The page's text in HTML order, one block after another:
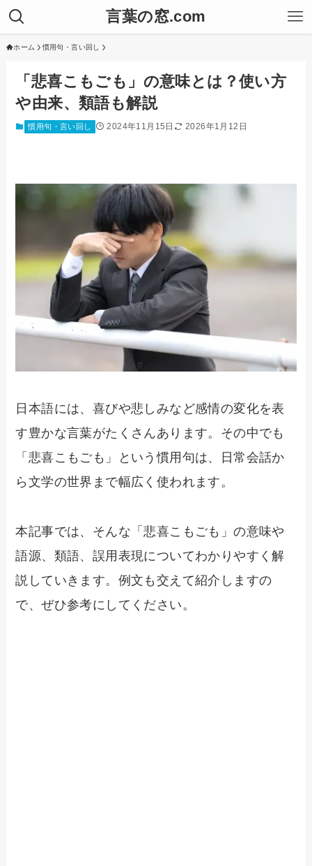
言葉の窓.com
ホーム 慣用句・言い回し
「悲喜こもごも」の意味とは？使い方
や由来、類語も解説
慣用句・言い回し 2024年11月15日 2026年1月12日
日本語には、喜びや悲しみなど感情の変化を表
す豊かな言葉がたくさんあります。その中でも
「悲喜こもごも」という慣用句は、日常会話か
ら文学の世界まで幅広く使われます。
本記事では、そんな「悲喜こもごも」の意味や
語源、類語、誤用表現についてわかりやすく解
説していきます。例文も交えて紹介しますの
で、ぜひ参考にしてください。